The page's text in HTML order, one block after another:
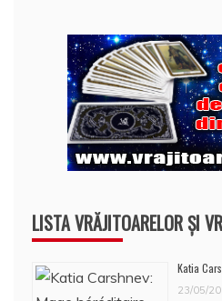
LISTA VRĂJITOARELOR ȘI
Katia
23/05/